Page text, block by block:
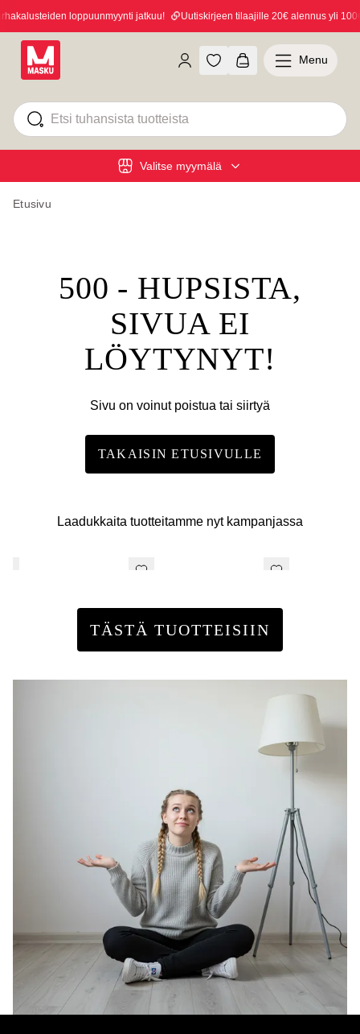
loppuunmyynti jatkuu! Uutiskirjeen tilaajille 20€ alennus yli 100€
Valitse myymälä
Menu
Etusivu
500 - HUPSISTA,
SIVUA EI
LÖYTYNYT!
Sivu on voinut poistua tai siirtyä
TAKAISIN ETUSIVULLE
Laadukkaita tuotteitamme nyt kampanjassa
TÄSTÄ TUOTTEISIIN